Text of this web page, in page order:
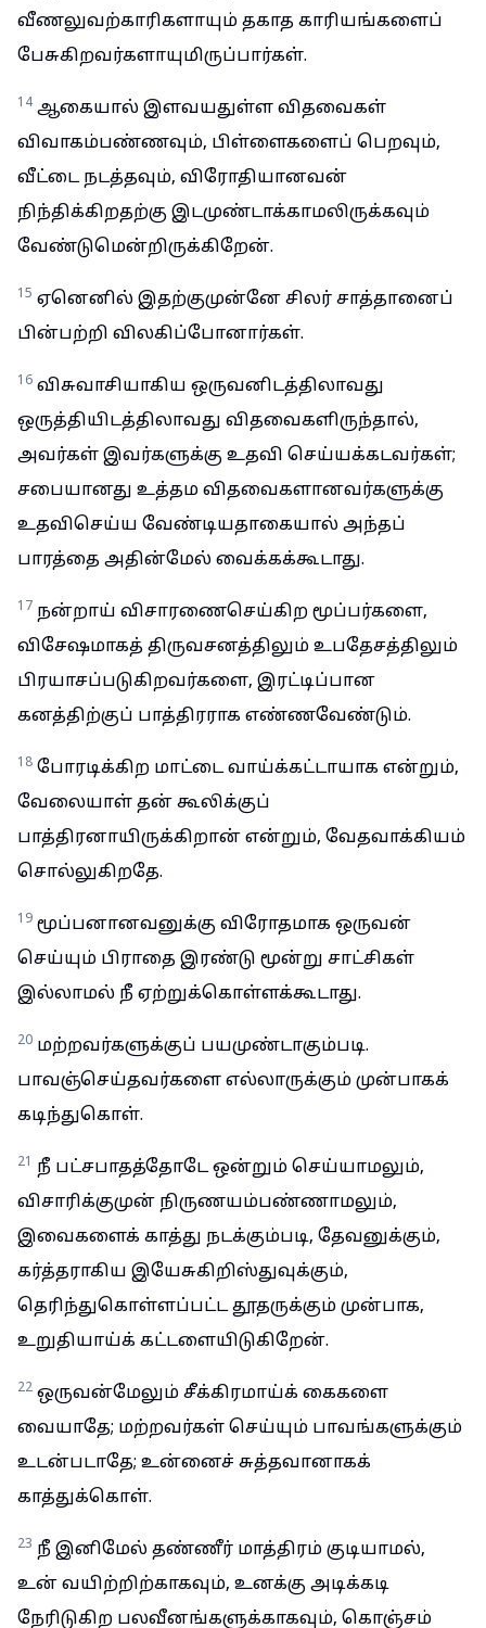
வீணலுவற்காரிகளாயும் தகாத காரியங்களைப்
பேசுகிறவர்களாயுமிருப்பார்கள்.
14 ஆகையால் இளவயதுள்ள விதவைகள்
விவாகம்பண்ணவும், பிள்ளைகளைப் பெறவும்,
வீட்டை நடத்தவும், விரோதியானவன்
நிந்திக்கிறதற்கு இடமுண்டாக்காமலிருக்கவும்
வேண்டுமென்றிருக்கிறேன்.
15 ஏனெனில் இதற்குமுன்னே சிலர் சாத்தானைப்
பின்பற்றி விலகிப்போனார்கள்.
16 விசுவாசியாகிய ஒருவனிடத்திலாவது
ஒருத்தியிடத்திலாவது விதவைகளிருந்தால்,
அவர்கள் இவர்களுக்கு உதவி செய்யக்கடவர்கள்;
சபையானது உத்தம விதவைகளானவர்களுக்கு
உதவிசெய்ய வேண்டியதாகையால் அந்தப்
பாரத்தை அதின்மேல் வைக்கக்கூடாது.
17 நன்றாய் விசாரணைசெய்கிற மூப்பர்களை,
விசேஷமாகத் திருவசனத்திலும் உபதேசத்திலும்
பிரயாசப்படுகிறவர்களை, இரட்டிப்பான
கனத்திற்குப் பாத்திரராக எண்ணவேண்டும்.
18 போரடிக்கிற மாட்டை வாய்க்கட்டாயாக என்றும்,
வேலையாள் தன் கூலிக்குப்
பாத்திரனாயிருக்கிறான் என்றும், வேதவாக்கியம்
சொல்லுகிறதே.
19 மூப்பனானவனுக்கு விரோதமாக ஒருவன்
செய்யும் பிராதை இரண்டு மூன்று சாட்சிகள்
இல்லாமல் நீ ஏற்றுக்கொள்ளக்கூடாது.
20 மற்றவர்களுக்குப் பயமுண்டாகும்படி.
பாவஞ்செய்தவர்களை எல்லாருக்கும் முன்பாகக்
கடிந்துகொள்.
21 நீ பட்சபாதத்தோடே ஒன்றும் செய்யாமலும்,
விசாரிக்குமுன் நிருணயம்பண்ணாமலும்,
இவைகளைக் காத்து நடக்கும்படி, தேவனுக்கும்,
கர்த்தராகிய இயேசுகிறிஸ்துவுக்கும்,
தெரிந்துகொள்ளப்பட்ட தூதருக்கும் முன்பாக,
உறுதியாய்க் கட்டளையிடுகிறேன்.
22 ஒருவன்மேலும் சீக்கிரமாய்க் கைகளை
வையாதே; மற்றவர்கள் செய்யும் பாவங்களுக்கும்
உடன்படாதே; உன்னைச் சுத்தவானாகக்
காத்துக்கொள்.
23 நீ இனிமேல் தண்ணீர் மாத்திரம் குடியாமல்,
உன் வயிற்றிற்காகவும், உனக்கு அடிக்கடி
நேரிடுகிற பலவீனங்களுக்காகவும், கொஞ்சம்